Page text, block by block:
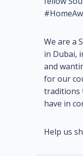
We are a
in Dubai,
and
for our
traditions
have in
Help us